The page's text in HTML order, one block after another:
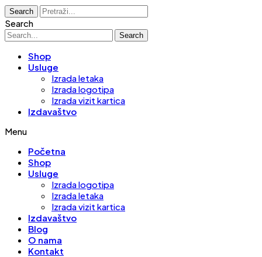
Search
Search
Search
Shop
Usluge
Izrada letaka
Izrada logotipa
Izrada vizit kartica
Izdavaštvo
Menu
Početna
Shop
Usluge
Izrada logotipa
Izrada letaka
Izrada vizit kartica
Izdavaštvo
Blog
O nama
Kontakt